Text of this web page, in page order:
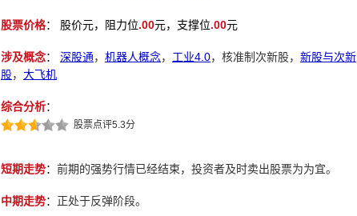
股票价格： 股价元，阻力位.00元，支撑位.00元
涉及概念： 深股通， 机器人概念， 工业4.0，核准制次新股， 新股与次新
股， 大飞机
综合分析：
股票点评5.3分
短期走势： 前期的强势行情已经结束，投资者及时卖出股票为为宜。
中期走势： 正处于反弹阶段。